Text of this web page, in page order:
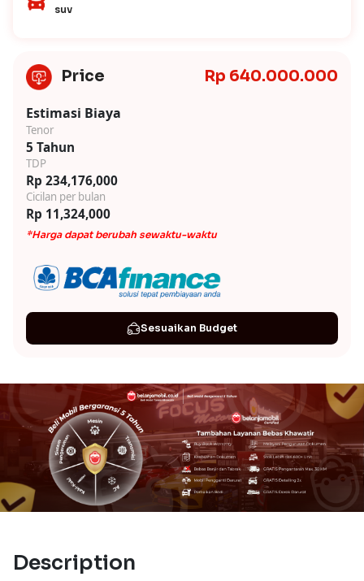
suv
Price Rp 640.000.000
Estimasi Biaya
Tenor
5 Tahun
TDP
Rp 234,176,000
Cicilan per bulan
Rp 11,324,000
*Harga dapat berubah sewaktu-waktu
Sesuaikan Budget
Description